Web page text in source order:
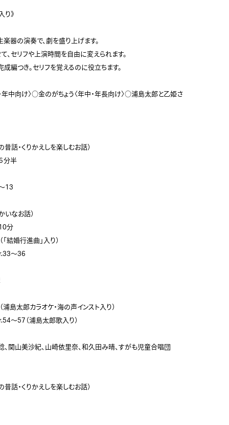
り》
器の演奏で、劇を盛り上げます。
、セリフや上演時間を自由に変えられます。
編つき。セリフを覚えるのに役立ちます。
中向け〉○金のがちょう〈年中・年長向け〉○浦島太郎と乙姫さ
話・くりかえしを楽しむお話）
分半
13
いなお話）
分
、関山美沙紀、山崎依里奈、和久田み晴、すがも児童合唱団
話・くりかえしを楽しむお話）